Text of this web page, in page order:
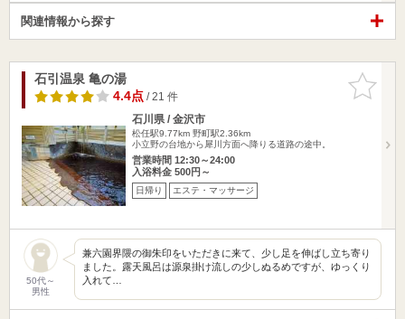
関連情報から探す
お気に入
りに追加
石引温泉 亀の湯
4.4点/ 21 件
石川県 / 金沢市
松任駅9.77km 野町駅2.36km
小立野の台地から犀川方面へ降りる道路の途中。
営業時間 12:30～24:00
入浴料金 500円～
日帰り エステ・マッサージ
50代～
男性
兼六園界隈の御朱印をいただきに来て、少し足を伸ばし立ち寄り
ました。露天風呂は源泉掛け流しの少しぬるめですが、ゆっくり
入れて…